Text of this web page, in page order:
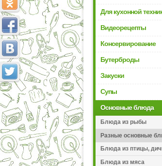
Для кухонной
Видеорецепты
Консервирование
Бутерброды
Закуски
Супы
Основные блюда
Блюда из рыбы
Разные основные
Блюда из птицы,
Блюда из мяса